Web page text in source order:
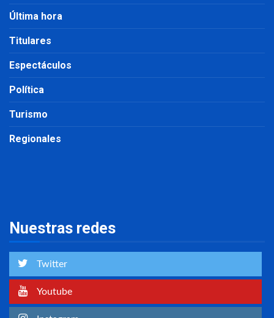
Última hora
Titulares
Espectáculos
Política
Turismo
Regionales
Nuestras redes
Twitter
Youtube